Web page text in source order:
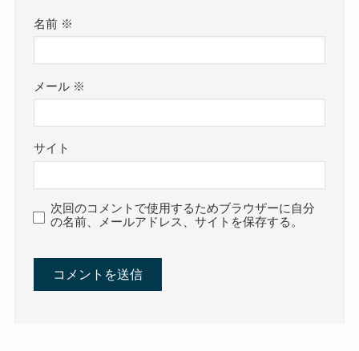
名前 ※
メール ※
サイト
次回のコメントで使用するためブラウザーに自分
の名前、メールアドレス、サイトを保存する。